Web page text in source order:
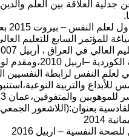
بعنوان سيكولوجيا السلطة والدين.
للمؤتمر السابع للتعليم العالي
في العراق ، أربيل 2007.
الكوردية وحق تقرير المصير.
النفس لرابطة النفسيين
والتربية النوعية،استنبول
والمتفوقين،عمان 2013
بعنوان:(اللاشعور
2014
النفسية – اربيل 2016